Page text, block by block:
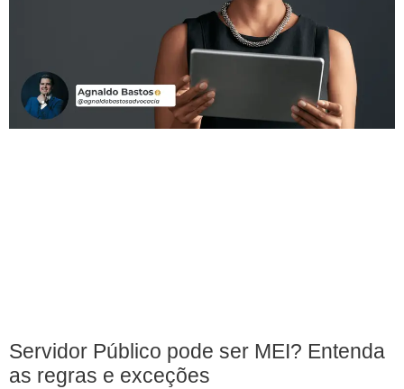
Servidor Público pode ser MEI? Entenda
as regras e exceções